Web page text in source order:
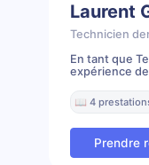
Laurent
Technicien
En tant que
expérience
📖 4
Prendre